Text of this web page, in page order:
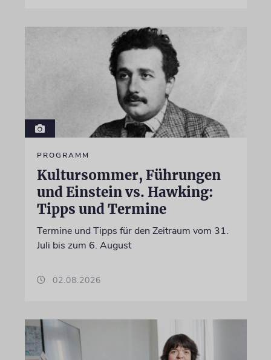
PROGRAMM
Kultursommer, Führungen
und Einstein vs. Hawking:
Tipps und Termine
Termine und Tipps für den Zeitraum vom 31.
Juli bis zum 6. August
02.08.2026